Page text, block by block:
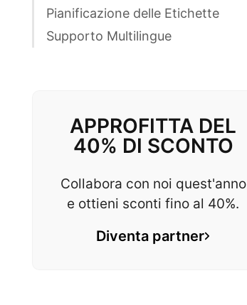
Pianificazione delle Etichette
Supporto Multilingue
APPROFITTA DEL
40% DI SCONTO
Collabora con noi quest'anno
e ottieni sconti fino al 40%.
Diventa partner